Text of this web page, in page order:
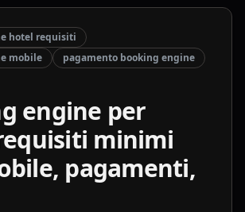
hotel requisiti
mobile
pagamento booking engine
engine per
minimi
pagamenti,